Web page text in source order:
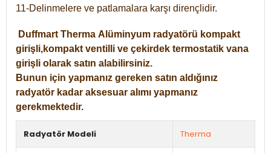
11-Delinmelere ve patlamalara karşı dirençlidir.
Duffmart Therma Alüminyum radyatörü kompakt
girişli,kompakt ventilli ve çekirdek termostatik vana
girişli olarak satın alabilirsiniz.
Bunun için yapmanız gereken satın aldığınız
radyatör kadar aksesuar alımı yapmanız
gerekmektedir.
Radyatör Modeli Therma